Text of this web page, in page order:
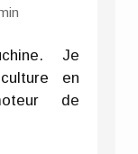
Je
en
de